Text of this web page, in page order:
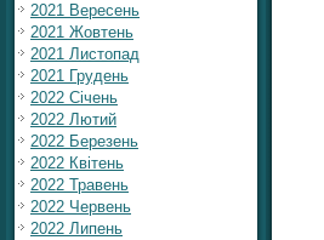
2021 Вересень
2021 Жовтень
2021 Листопад
2021 Грудень
2022 Січень
2022 Лютий
2022 Березень
2022 Квітень
2022 Травень
2022 Червень
2022 Липень